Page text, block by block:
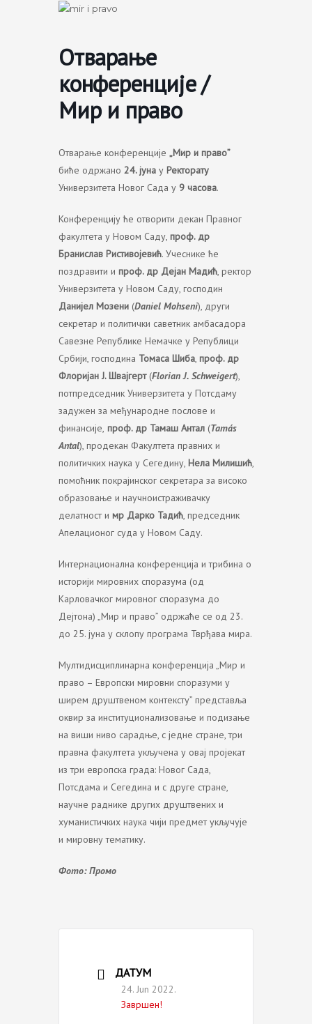
Отварање
конференције /
Мир и право
Отварање конференције „Мир и право”
биће одржано 24. јуна у Ректорату
Универзитета Новог Сада у 9 часова.
Конференцију ће отворити декан Правног
факултета у Новом Саду, проф. др
Бранислав Ристивојевић. Учеснике ће
поздравити и проф. др Дејан Мадић, ректор
Универзитета у Новом Саду, господин
Данијел Мозени (Daniel Mohseni), други
секретар и политички саветник амбасадора
Савезне Републике Немачке у Републици
Србији, господина Томаса Шиба, проф. др
Флоријан Ј. Швајгерт(Florian J. Schweigert),
потпредседник Универзитета у Потсдаму
задужен за међународне послове и
финансије, проф. др Тамаш Антал (Tamás
Antal), продекан Факултета правних и
политичких наука у Сегедину, Нела Милишић,
помоћник покрајинског секретара за високо
образовање и научноистраживачку
делатност и мр Дарко Тадић, председник
Апелационог суда у Новом Саду.
Интернационална конференција и трибина о
историји мировних споразума (од
Карловачког мировног споразума до
Дејтона) „Мир и право” одржаће се од 23.
до 25. јуна у склопу програма Тврђава мира.
Мултидисциплинарна конференција „Мир и
право – Европски мировни споразуми у
ширем друштвеном контексту” представља
оквир за институционализовање и подизање
на виши ниво сарадње, с једне стране, три
правна факултета укључена у овај пројекат
из три европска града: Новог Сада,
Потсдама и Сегедина и с друге стране,
научне раднике других друштвених и
хуманистичких наука чији предмет укључује
и мировну тематику.
Фото: Промо
ДАТУМ
24. Jun 2022.
Завршен!